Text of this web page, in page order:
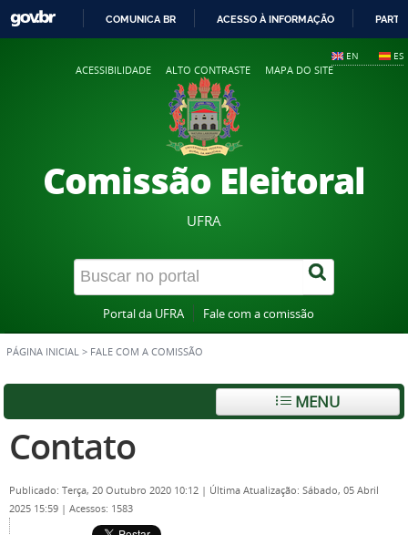
PARA
O
CONTEÚDO
COMUNICA BR ACESSO À INFORMAÇÃO
EN ES
ACESSIBILIDADE ALTO CONTRASTE MAPA DO SITE
Comissão Eleitoral
UFRA
Portal da UFRA Fale com a comissão
PÁGINA INICIAL > FALE COM A COMISSÃO
MENU
Contato
Publicado: Terça, 20 Outubro 2020 10:12 | Última Atualização: Sábado, 05 Abril
2025 15:59 | Acessos: 1583